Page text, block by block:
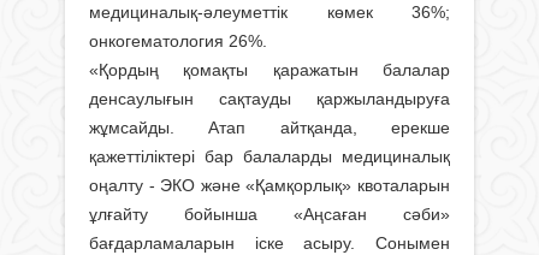
медициналық-әлеуметтік көмек 36%;
онкогематология 26%.
«Қордың қомақты қаражатын балалар
денсаулығын сақтауды қаржыландыруға
жұмсайды. Атап айтқанда, ерекше
қажеттіліктері бар балаларды медициналық
оңалту - ЭКО және «Қамқорлық» квоталарын
ұлғайту бойынша «Аңсаған сәби»
бағдарламаларын іске асыру. Сонымен